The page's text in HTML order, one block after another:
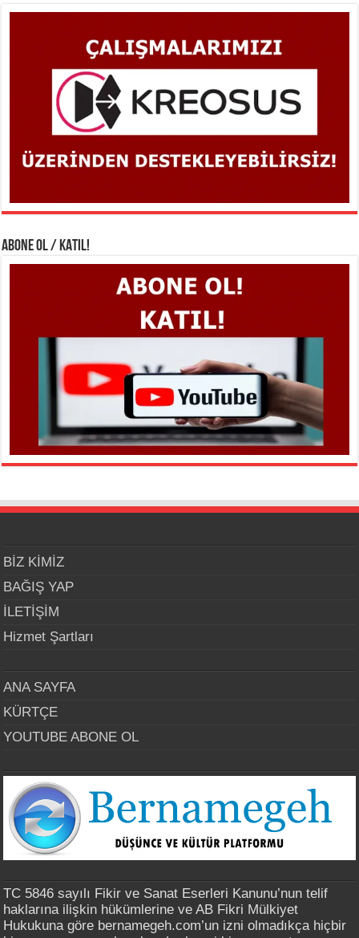
ABONE OL / KATIL!
BİZ KİMİZ
BAĞIŞ YAP
İLETİŞİM
Hizmet Şartları
ANA SAYFA
KÜRTÇE
YOUTUBE ABONE OL
TC 5846 sayılı Fikir ve Sanat Eserleri Kanunu’nun telif
haklarına ilişkin hükümlerine ve AB Fikri Mülkiyet
Hukukuna göre bernamegeh.com’un izni olmadıkça hiçbir